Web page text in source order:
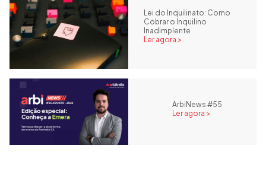
Lei do Inquilinato: Como
Cobrar o Inquilino
Inadimplente
Ler agora >
ArbiNews #55
Ler agora >